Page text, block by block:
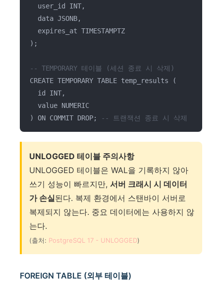
user_id INT,
data JSONB,
expires_at TIMESTAMPTZ
);
-- TEMPORARY 테이블 (세션 종료 시 삭제)
CREATE TEMPORARY TABLE temp_results (
id INT,
value NUMERIC
) ON COMMIT DROP;
-- 트랜잭션 종료 시 삭제
UNLOGGED 테이블 주의사항
UNLOGGED 테이블은 WAL을 기록하지 않아
쓰기 성능이 빠르지만, 서버 크래시 시 데이터
가 손실된다. 복제 환경에서 스탠바이 서버로
복제되지 않는다. 중요 데이터에는 사용하지 않
는다.
(출처: PostgreSQL 17 - UNLOGGED)
FOREIGN TABLE (외부 테이블)